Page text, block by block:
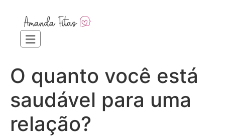
O quanto você está
saudável para uma
relação?